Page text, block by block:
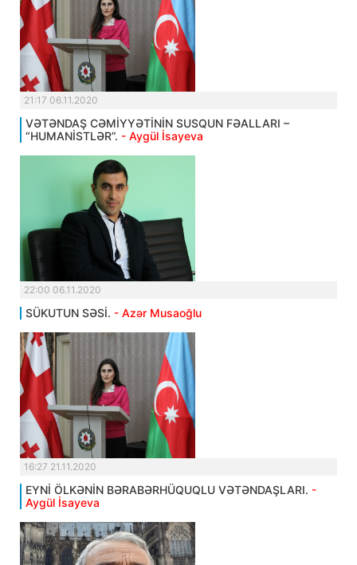
21:17 06.11.2020
VƏTƏNDAŞ CƏMİYYƏTİNİN SUSQUN FƏALLARI –
“HUMANİSTLƏR”. - Aygül İsayeva
22:00 06.11.2020
SÜKUTUN SƏSİ. - Azər Musaoğlu
16:27 21.11.2020
EYNİ ÖLKƏNİN BƏRABƏRHÜQUQLU VƏTƏNDAŞLARI. -
Aygül İsayeva